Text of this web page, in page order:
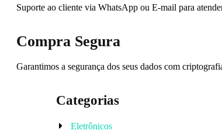
Suporte ao cliente via WhatsApp ou E-mail para
Compra Segura
Garantimos a segurança dos seus dados com
Categorias
Eletrônicos